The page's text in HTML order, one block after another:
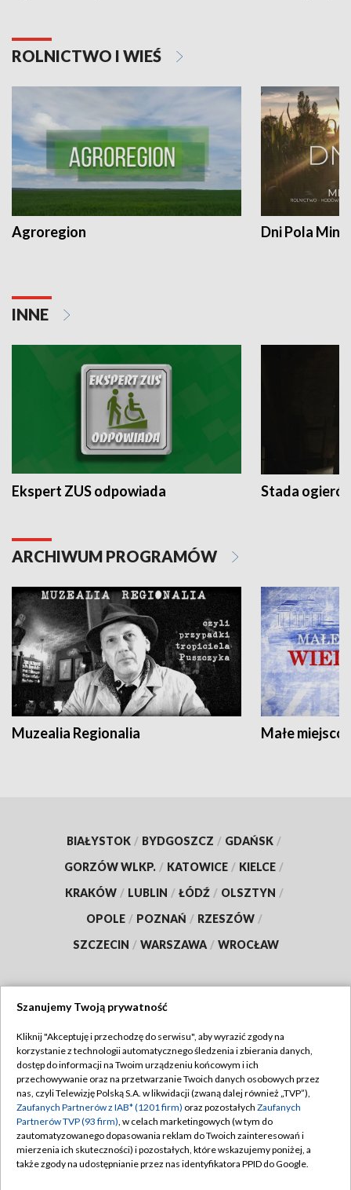
ROLNICTWO I WIEŚ
Agroregion Dni Pola
INNE
Ekspert ZUS odpowiada Stada
ARCHIWUM PROGRAMÓW
Muzealia Regionalia Małe
BIAŁYSTOK / BYDGOSZCZ / GDAŃSK /
GORZÓW WLKP. / KATOWICE / KIELCE /
KRAKÓW / LUBLIN / ŁÓDŹ / OLSZTYN /
OPOLE / POZNAŃ / RZESZÓW /
SZCZECIN / WARSZAWA / WROCŁAW
TVP
Abonament TVP
Emisja w TVP
Centrum informacji TVP
Naziemna Telewizja Cyfrowa
Regulamin TVP
Polityka prywatności
Moje zgody
Pomoc
Szanujemy Twoją prywatność
Kliknij "Akceptuję i przechodzę do serwisu", aby wyrazić zgody na
korzystanie z technologii automatycznego śledzenia i zbierania danych,
dostęp do informacji na Twoim urządzeniu końcowym i ich
przechowywanie oraz na przetwarzanie Twoich danych osobowych przez
nas, czyli Telewizję Polską S.A. w likwidacji (zwaną dalej również „TVP”),
Zaufanych Partnerów z IAB* (1201 firm) oraz pozostałych Zaufanych
Partnerów TVP (93 firm), w celach marketingowych (w tym do
zautomatyzowanego dopasowania reklam do Twoich zainteresowań i
mierzenia ich skuteczności) i pozostałych, które wskazujemy poniżej, a
także zgody na udostępnianie przez nas identyfikatora PPID do Google.